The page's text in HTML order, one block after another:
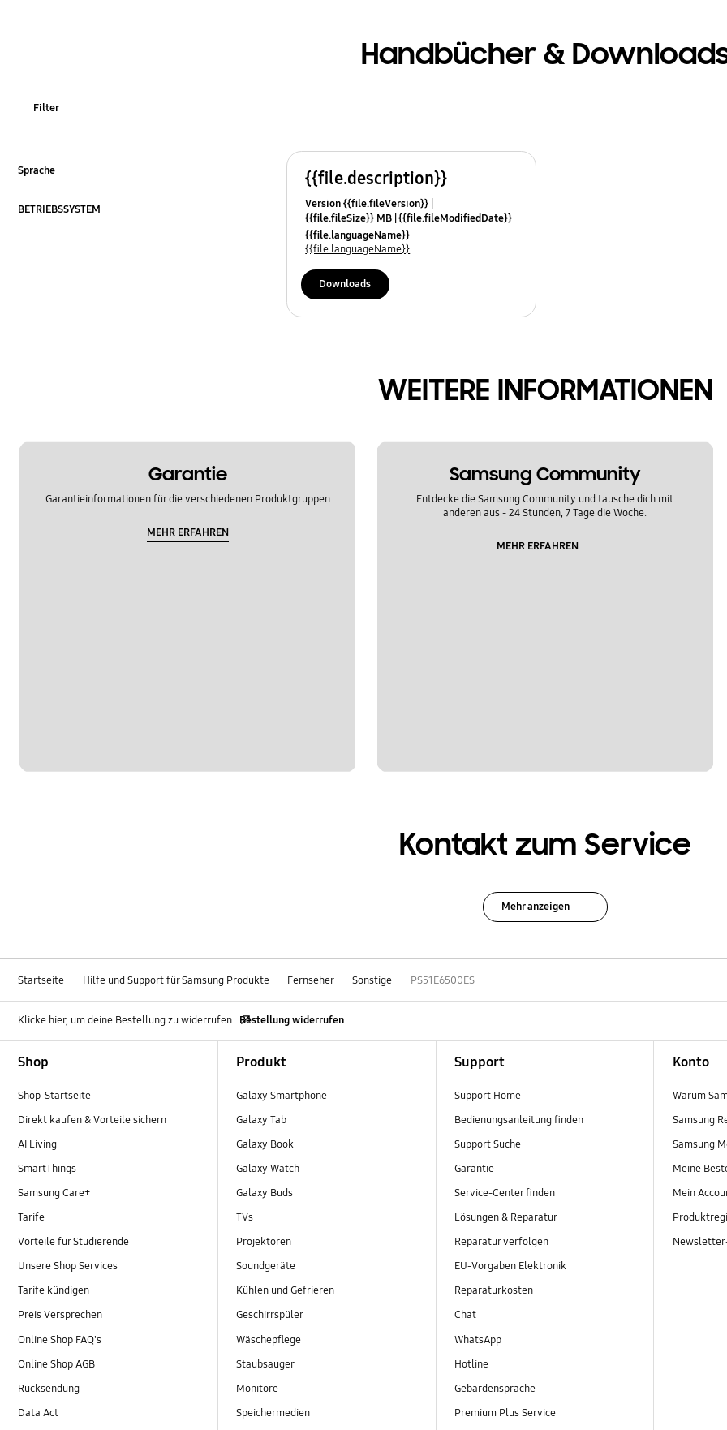
Verwendung
Zubehör
Handbücher &
Filter
Sprache
BETRIEBSSYSTEM
{{file.description}}
Version {{file.fileVersion}}
{{file.fileSize}} MB {{file.fileModifiedDate}}
{{file.osNames}}
{{file.languageName}}
{{file.languageName}}
Downloads
WEITERE INFORMATIONEN
Garantie
Garantieinformationen für die verschiedenen Produktgruppen
MEHR ERFAHREN
Samsung Community
Entdecke die Samsung Community und tausche dich mit
anderen aus - 24 Stunden, 7 Tage die Woche.
MEHR ERFAHREN
Kontakt zum Service
Mehr anzeigen
Startseite Hilfe und Support für Samsung Produkte Fernseher Sonstige PS51E6500ES
Klicke hier, um deine Bestellung zu widerrufen Bestellung widerrufen
Shop
Shop-Startseite
Direkt kaufen & Vorteile sichern
AI Living
SmartThings
Samsung Care+
Tarife
Vorteile für Studierende
Unsere Shop Services
Tarife kündigen
Preis Versprechen
Online Shop FAQ's
Online Shop AGB
Rücksendung
Data Act
Produkt
Galaxy Smartphone
Galaxy Tab
Galaxy Book
Galaxy Watch
Galaxy Buds
TVs
Projektoren
Soundgeräte
Kühlen und Gefrieren
Geschirrspüler
Wäschepflege
Staubsauger
Monitore
Speichermedien
Support
Support Home
Bedienungsanleitung finden
Support Suche
Garantie
Service-Center finden
Lösungen & Reparatur
Reparatur verfolgen
EU-Vorgaben Elektronik
Reparaturkosten
Chat
WhatsApp
Hotline
Gebärdensprache
Premium Plus Service
Konto
Warum
Samsung
Samsung
Meine
Mein